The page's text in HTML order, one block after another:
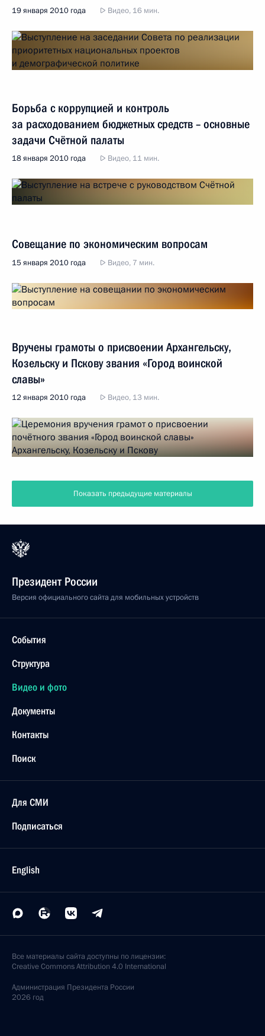
19 января 2010 года Видео, 16 мин.
Борьба с коррупцией и контроль
за расходованием бюджетных средств – основные
задачи Счётной палаты
18 января 2010 года Видео, 11 мин.
Совещание по экономическим вопросам
15 января 2010 года Видео, 7 мин.
Вручены грамоты о присвоении Архангельску,
Козельску и Пскову звания «Город воинской
славы»
12 января 2010 года Видео, 13 мин.
Показать предыдущие материалы
Президент России
Версия официального сайта для мобильных устройств
События
Структура
Видео и фото
Документы
Контакты
Поиск
Для СМИ
Подписаться
English
Все материалы сайта доступны по лицензии:
Creative Commons Attribution 4.0 International
Администрация Президента России
2026 год